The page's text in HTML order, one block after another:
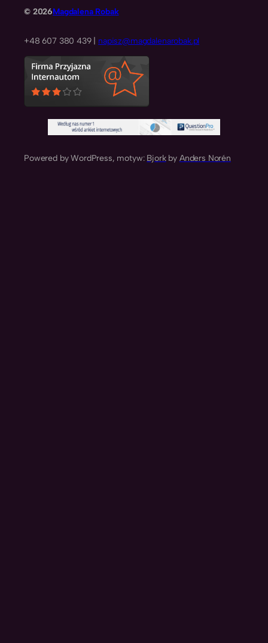
© 2026Magdalena Robak
+48 607 380 439 | napisz@magdalenarobak.pl
Powered by WordPress, motyw: Bjorkby Anders Norén